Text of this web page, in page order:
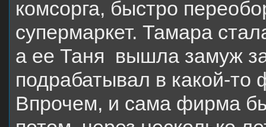
комсорга, быстро
супермаркет. Тамара
а ее Таня вышла замуж
подрабатывал в какой-
Впрочем, и сама фирма